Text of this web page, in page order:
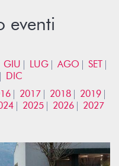
eventi
GIU LUG AGO
SET
DIC
2017 2018
2019
2025 2026 2027